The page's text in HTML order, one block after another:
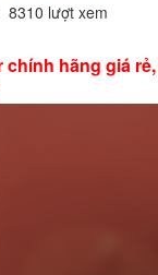
8310 lượt xem
chính hãng giá rẻ,